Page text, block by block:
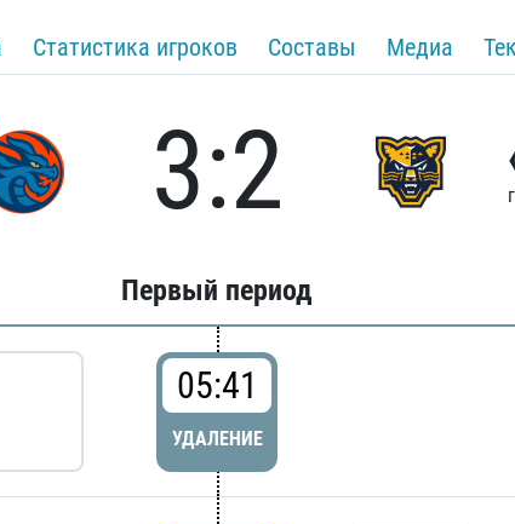
Статистика игроков Составы Медиа
3:2
Первый период
05:41
УДАЛЕНИЕ